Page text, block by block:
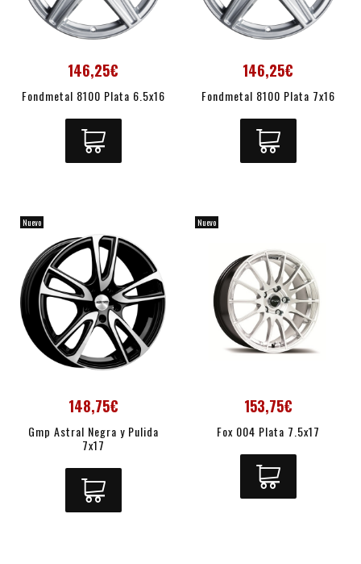
146,25€
Fondmetal 8100 Plata 6.5x16
146,25€
Fondmetal 8100 Plata 7x16
Nuevo
148,75€
Gmp Astral Negra y Pulida
7x17
Nuevo
153,75€
Fox 004 Plata 7.5x17